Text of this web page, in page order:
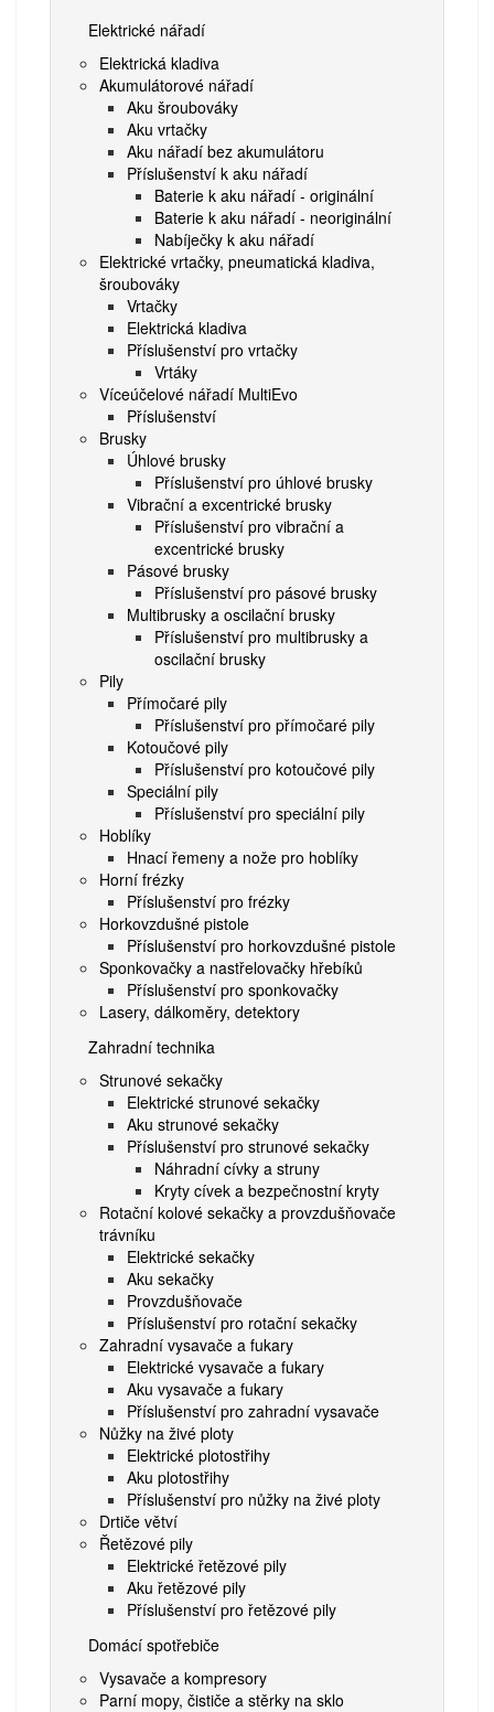
Elektrické nářadí
Elektrická kladiva
Akumulátorové nářadí
Aku šroubováky
Aku vrtačky
Aku nářadí bez akumulátoru
Příslušenství k aku nářadí
Baterie k aku nářadí - originální
Baterie k aku nářadí - neoriginální
Nabíječky k aku nářadí
Elektrické vrtačky, pneumatická kladiva,
šroubováky
Vrtačky
Elektrická kladiva
Příslušenství pro vrtačky
Vrtáky
Víceúčelové nářadí MultiEvo
Příslušenství
Brusky
Úhlové brusky
Příslušenství pro úhlové brusky
Vibrační a excentrické brusky
Příslušenství pro vibrační a
excentrické brusky
Pásové brusky
Příslušenství pro pásové brusky
Multibrusky a oscilační brusky
Příslušenství pro multibrusky a
oscilační brusky
Pily
Přímočaré pily
Příslušenství pro přímočaré pily
Kotoučové pily
Příslušenství pro kotoučové pily
Speciální pily
Příslušenství pro speciální pily
Hoblíky
Hnací řemeny a nože pro hoblíky
Horní frézky
Příslušenství pro frézky
Horkovzdušné pistole
Příslušenství pro horkovzdušné pistole
Sponkovačky a nastřelovačky hřebíků
Příslušenství pro sponkovačky
Lasery, dálkoměry, detektory
Zahradní technika
Strunové sekačky
Elektrické strunové sekačky
Aku strunové sekačky
Příslušenství pro strunové sekačky
Náhradní cívky a struny
Kryty cívek a bezpečnostní kryty
Rotační kolové sekačky a provzdušňovače
trávníku
Elektrické sekačky
Aku sekačky
Provzdušňovače
Příslušenství pro rotační sekačky
Zahradní vysavače a fukary
Elektrické vysavače a fukary
Aku vysavače a fukary
Příslušenství pro zahradní vysavače
Nůžky na živé ploty
Elektrické plotostřihy
Aku plotostřihy
Příslušenství pro nůžky na živé ploty
Drtiče větví
Řetězové pily
Elektrické řetězové pily
Aku řetězové pily
Příslušenství pro řetězové pily
Domácí spotřebiče
Vysavače a kompresory
Parní mopy, čističe a stěrky na sklo